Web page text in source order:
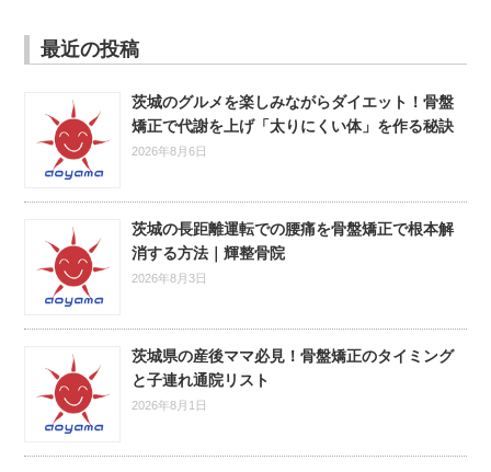
最近の投稿
茨城のグルメを楽しみながらダイエット！骨盤
矯正で代謝を上げ「太りにくい体」を作る秘訣
2026年8月6日
茨城の長距離運転での腰痛を骨盤矯正で根本解
消する方法｜輝整骨院
2026年8月3日
茨城県の産後ママ必見！骨盤矯正のタイミング
と子連れ通院リスト
2026年8月1日